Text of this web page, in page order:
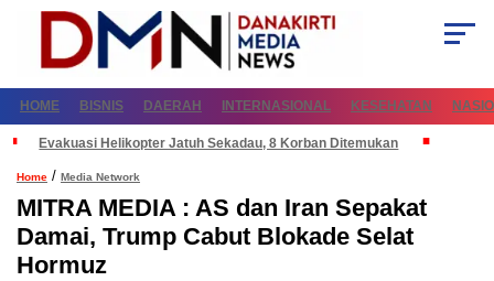
HOME BISNIS DAERAH INTERNASIONAL KESEHATAN
Evakuasi Helikopter Jatuh Sekadau, 8 Korban Ditemukan
Home / Media Network
MITRA MEDIA : AS dan Iran Sepakat
Damai, Trump Cabut Blokade Selat
Hormuz